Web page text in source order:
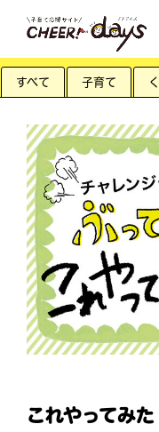
すべて 子育て
これやってみ